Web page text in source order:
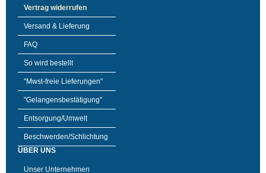
Vertrag widerrufen
Versand & Lieferung
FAQ
So wird bestellt
"Mwst-freie Lieferungen"
"Gelangensbestätigung"
Entsorgung/Umwelt
Beschwerden/Schlichtung
ÜBER UNS
Unser Unternehmen